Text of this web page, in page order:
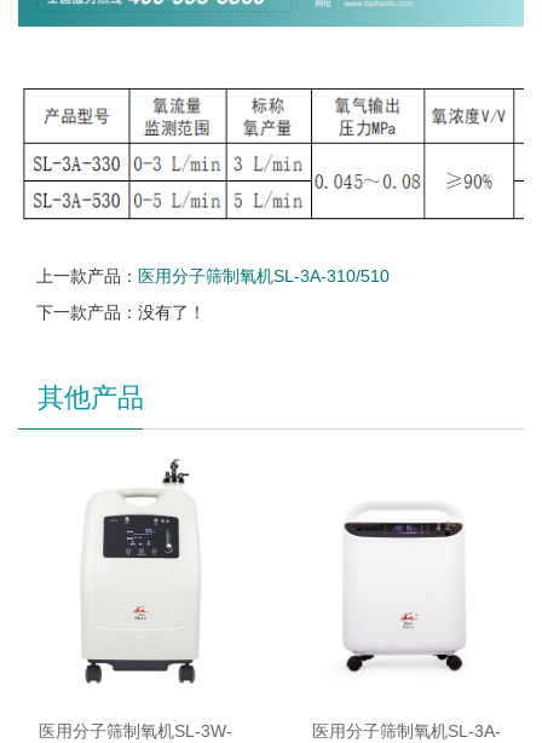
上一款产品： 医用分子筛制氧机SL-3A-310/510
下一款产品：没有了！
其他产品
医用分子筛制氧机SL-3W-
医用分子筛制氧机SL-3A-